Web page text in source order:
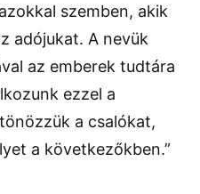
szemben, akik
adójukat. A nevük
az emberek tudtára
ezzel a
a csalókat,
a következőkben.”